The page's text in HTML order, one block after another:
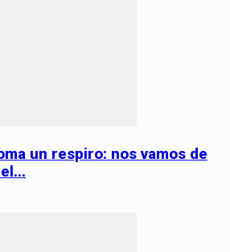
un respiro: nos vamos de